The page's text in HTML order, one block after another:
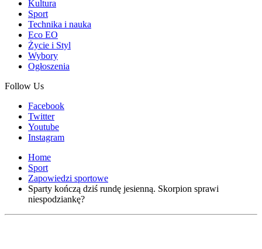
Kultura
Sport
Technika i nauka
Eco EO
Życie i Styl
Wybory
Ogłoszenia
Follow Us
Facebook
Twitter
Youtube
Instagram
Home
Sport
Zapowiedzi sportowe
Sparty kończą dziś rundę jesienną. Skorpion sprawi
niespodziankę?